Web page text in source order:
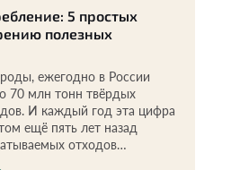
5 простых
полезных
ежегодно в России
70 млн тонн твёрдых
И каждый год эта цифра
ещё пять лет назад
отходов